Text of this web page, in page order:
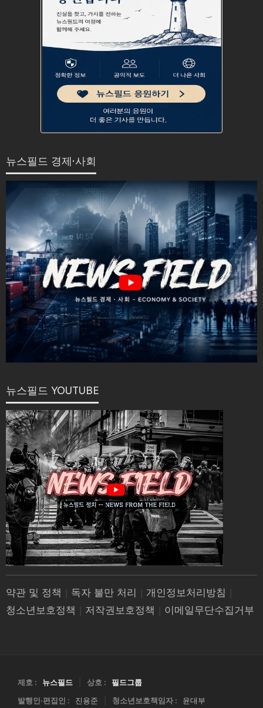
뉴스필드 경제·사회
뉴스필드 YOUTUBE
약관 및 정책 | 독자 불만 처리 | 개인정보처리방침 |
청소년보호정책 | 저작권보호정책 | 이메일무단수집거부
제호 : 뉴스필드 상호 :
필드그룹
발행인·편집인 :
진용준 청소년보호책임자 : 윤대부